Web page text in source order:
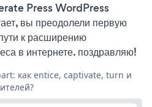
Press WordPress
вы преодолели первую
к расширению
в интернете. поздравляю!
как entice, captivate, turn и